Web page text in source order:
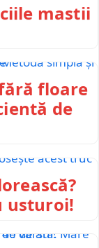
mastii
floare
de
usturoi!